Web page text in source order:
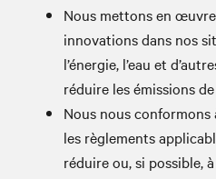
Nous mettons en
innovations dans nos
l’énergie, l’eau et
réduire les émissions
Nous nous
les règlements
réduire ou, si possible,